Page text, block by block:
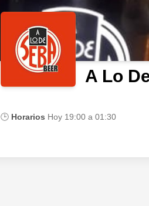
A Lo
🕒 Horarios Hoy 19:00 a 01:30